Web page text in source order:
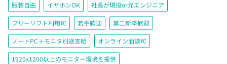
服装自由 イヤホンOK 社長が現役or元エンジニア
フリーソフト利用可 若手歓迎 第二新卒歓迎
ノートPC＋モニタ別途支給 オンライン面談可
1920x1200以上のモニター環境を提供